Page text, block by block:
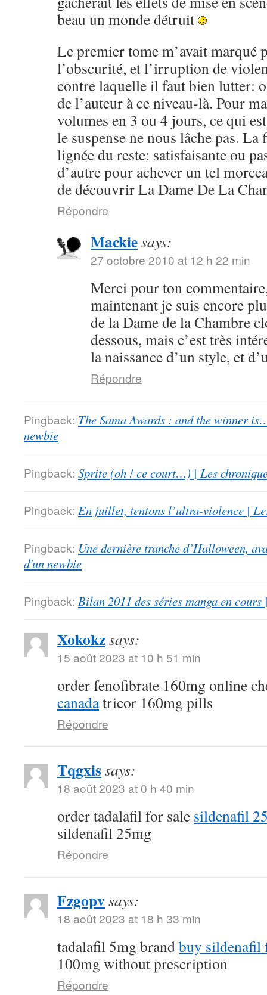
beau un monde détruit
Le premier tome m’avait marqué
l’obscurité, et l’irruption de
contre laquelle il faut bien lutter:
de l’auteur à ce niveau-là. Pour
volumes en 3 ou 4 jours, ce qui
le suspense ne nous lâche pas. La
lignée du reste: satisfaisante ou
d’autre pour achever un tel
de découvrir La Dame De La
Répondre
Mackiesays:
27 octobre 2010 at 12 h 22 min
Merci pour ton
maintenant je suis encore
de la Dame de la Chambre
dessous, mais c’est très
la naissance d’un style, et
Répondre
Pingback: The Sama Awards : and the winner
newbie
Pingback: Sprite (oh ! ce court…) | Les
Pingback: En juillet, tentons l’ultra-violence |
Pingback: Une dernière tranche d’Halloween,
d'un newbie
Pingback: Bilan 2011 des séries manga en
Xokokzsays:
15 août 2023 at 10 h 51 min
order fenofibrate 160mg online
canadatricor 160mg pills
Répondre
Tqgxissays:
18 août 2023 at 0 h 40 min
order tadalafil for sale sildenafil
sildenafil 25mg
Répondre
Fzgopvsays:
18 août 2023 at 18 h 33 min
tadalafil 5mg brandbuy sildenafil
100mg without prescription
Répondre